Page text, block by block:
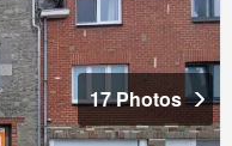
17 Photos